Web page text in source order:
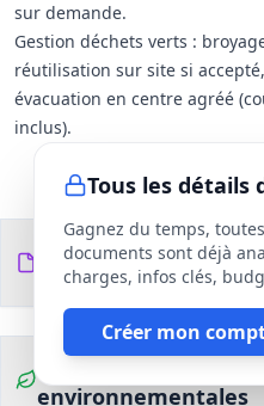
sur demande.
Gestion déchets verts :
réutilisation sur site si
évacuation en centre agréé
inclus).
Tous les détails
Gagnez du temps, toutes
documents sont déjà
charges, infos clés,
Créer mon
Documents du
DCE
18
Clauses
environnementales